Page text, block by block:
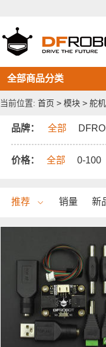
器
全部商品分类
当前位置: 首页 > 模块 > 舵
品牌： 全部
价格： 全部 0-100
推荐 销量 新